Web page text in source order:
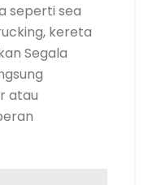
seperti sea
kereta
Segala
atau